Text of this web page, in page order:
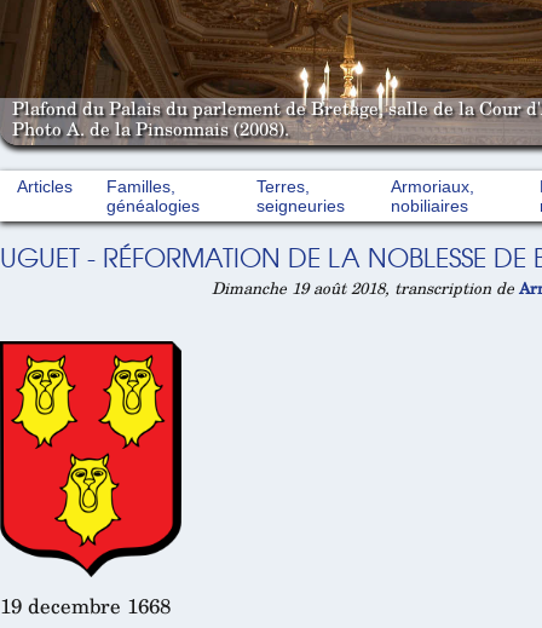
Plafond du Palais du parlement de Bretage, salle de la Cour
Photo A. de la Pinsonnais (2008).
Articles
Familles,
généalogies
Terres,
seigneuries
Armoriaux,
nobiliaires
UGUET - RÉFORMATION DE LA NOBLESSE
Dimanche 19 août 2018, transcription de
19 decembre 1668